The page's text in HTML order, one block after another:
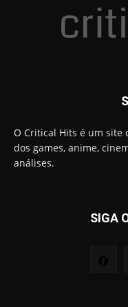
O Critical Hits é um site
dos games, anime,
análises.
SIGA